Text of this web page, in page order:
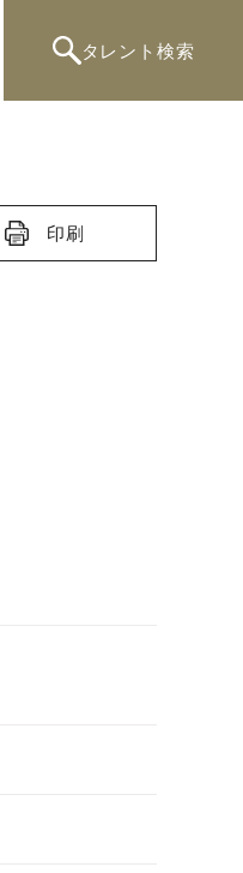
タレント 検索
印刷